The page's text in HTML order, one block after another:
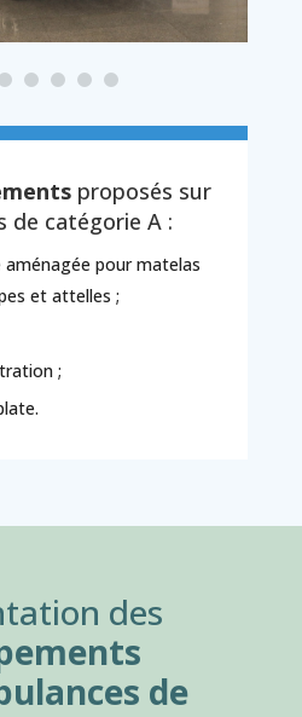
proposés sur
de catégorie A :
pour matelas
et attelles ;
;
des
de